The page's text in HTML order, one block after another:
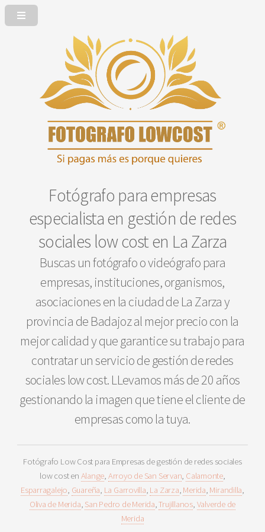
Fotógrafo para empresas
especialista en gestión de redes
sociales low cost en La Zarza
Buscas un fotógrafo o videógrafo para
empresas, instituciones, organismos,
asociaciones en la ciudad de La Zarza y
provincia de Badajoz al mejor precio con la
mejor calidad y que garantice su trabajo para
contratar un servicio de gestión de redes
sociales low cost. LLevamos más de 20 años
gestionando la imagen que tiene el cliente de
empresas como la tuya.
Fotógrafo Low Cost para Empresas de gestión de redes sociales
low cost en Alange, Arroyo de San Servan, Calamonte,
Esparragalejo, Guareña, La Garrovilla, La Zarza, Merida, Mirandilla,
Oliva de Merida, San Pedro de Merida,Trujillanos, Valverde de
Merida